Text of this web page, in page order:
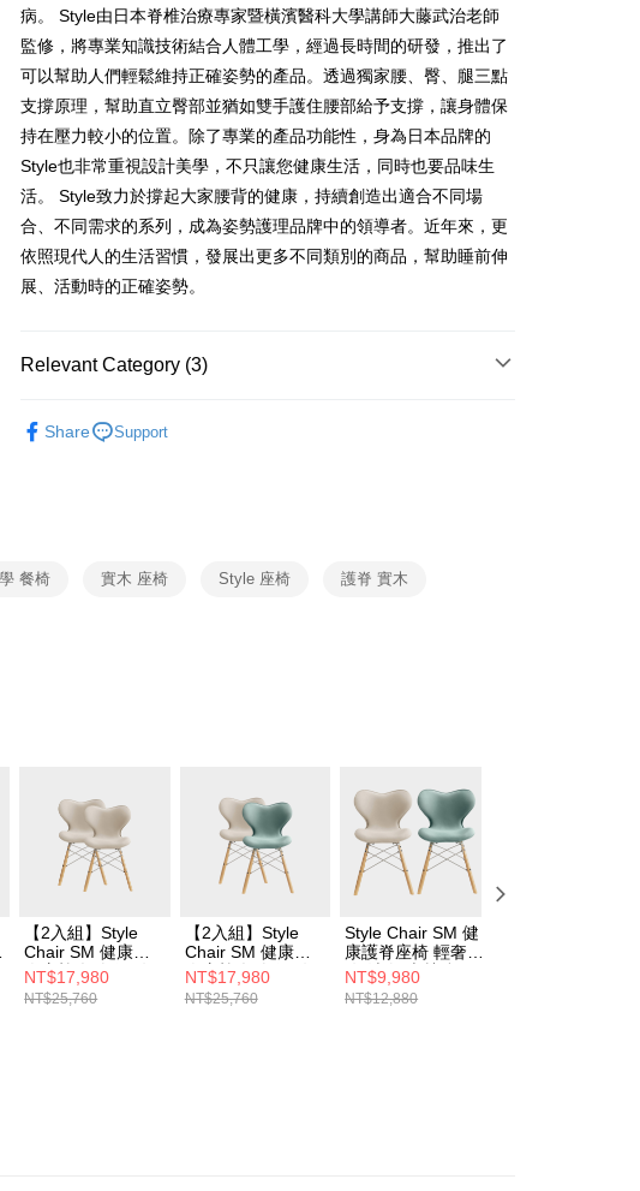
病。 Style由日本脊椎治療專家暨橫濱醫科大學講師大藤武治老師
監修，將專業知識技術結合人體工學，經過長時間的研發，推出了
可以幫助人們輕鬆維持正確姿勢的產品。透過獨家腰、臀、腿三點
支撐原理，幫助直立臀部並猶如雙手護住腰部給予支撐，讓身體保
持在壓力較小的位置。除了專業的產品功能性，身為日本品牌的
Style也非常重視設計美學，不只讓您健康生活，同時也要品味生
活。 Style致力於撐起大家腰背的健康，持續創造出適合不同場
合、不同需求的系列，成為姿勢護理品牌中的領導者。近年來，更
依照現代人的生活習慣，發展出更多不同類別的商品，幫助睡前伸
展、活動時的正確姿勢。
Relevant Category (3)
Share Support
餐椅 實木 座椅 Style 座椅 護脊 實木
【2入組】Style
Chair SM 健康護
脊座椅 輕奢款 (奶
油白+奶油白) 兩入
NT$17,980
NT$25,760
【2入組】Style
Chair SM 健康護
脊座椅 輕奢款 (奶
油白+森林綠) 兩入
NT$17,980
NT$25,760
Style Chair SM 健
康護脊座椅 輕奢款
(奶油白/森林綠)
NT$9,980
NT$12,880